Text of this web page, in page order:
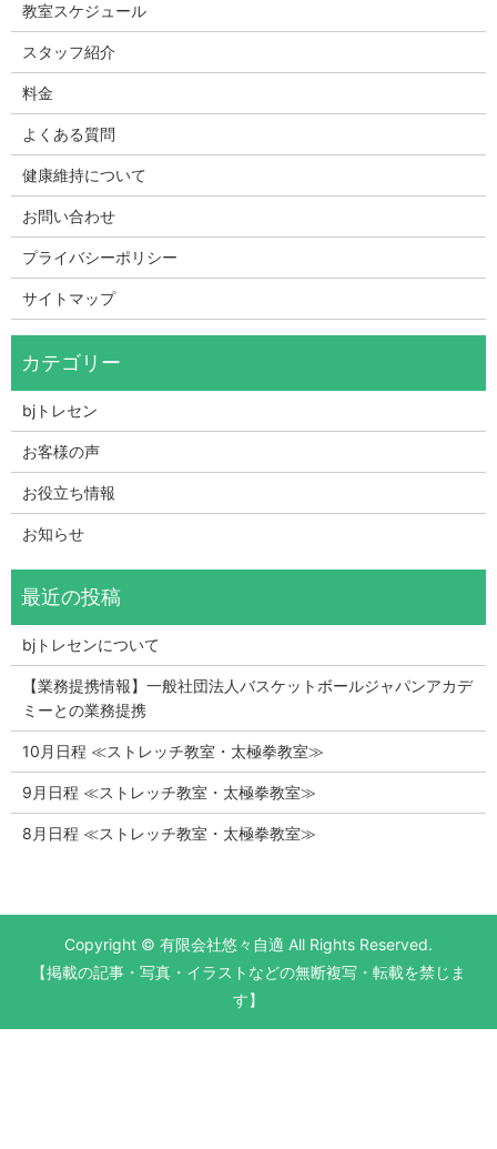
教室スケジュール
スタッフ紹介
料金
よくある質問
健康維持について
お問い合わせ
プライバシーポリシー
サイトマップ
bjトレセン
お客様の声
お役立ち情報
お知らせ
bjトレセンについて
【業務提携情報】一般社団法人バスケットボールジャパンアカデ
ミーとの業務提携
10月日程 ≪ストレッチ教室・太極拳教室≫
9月日程 ≪ストレッチ教室・太極拳教室≫
8月日程 ≪ストレッチ教室・太極拳教室≫
Copyright © 有限会社悠々自適 All Rights Reserved.
【掲載の記事・写真・イラストなどの無断複写・転載を禁じま
す】